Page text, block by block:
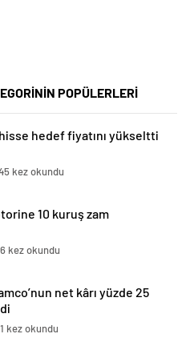
POPÜLERLERİ
hedef fiyatını yükseltti
kez okundu
10 kuruş zam
kez okundu
net kârı yüzde 25
kez okundu